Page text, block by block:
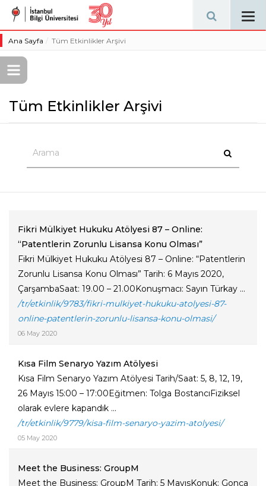
Ana Sayfa Tüm Etkinlikler Arşivi
Tüm Etkinlikler Arşivi
Fikri Mülkiyet Hukuku Atölyesi 87 – Online:
“Patentlerin Zorunlu Lisansa Konu Olması”
Fikri Mülkiyet Hukuku Atölyesi 87 – Online: “Patentlerin
Zorunlu Lisansa Konu Olması” Tarih: 6 Mayıs 2020,
ÇarşambaSaat: 19.00 – 21.00Konuşmacı: Sayın Türkay ...
/tr/etkinlik/9783/fikri-mulkiyet-hukuku-atolyesi-87-
online-patentlerin-zorunlu-lisansa-konu-olmasi/
06 May 2020
Kısa Film Senaryo Yazım Atölyesi
Kısa Film Senaryo Yazım Atölyesi Tarih/Saat: 5, 8, 12, 19,
26 Mayıs 15:00 – 17:00Eğitmen: Tolga BostancıFiziksel
olarak evlere kapandık ...
/tr/etkinlik/9779/kisa-film-senaryo-yazim-atolyesi/
05 May 2020
Meet the Business: GroupM
Meet the Business: GroupM Tarih: 5 MayısKonuk: Gonca